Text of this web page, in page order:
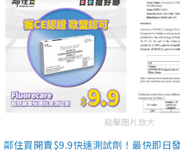
點擊圖片放大
住買開賣$9.9快速測試劑！最快即日